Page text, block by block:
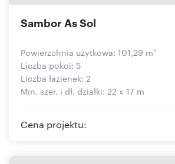
Sambor As Sol
Powierzchnia użytkowa: 101,29 m2
Liczba pokoi: 5
Liczba łazienek: 2
Min. szer. i dł. działki: 22 x 17 m
Cena projektu: